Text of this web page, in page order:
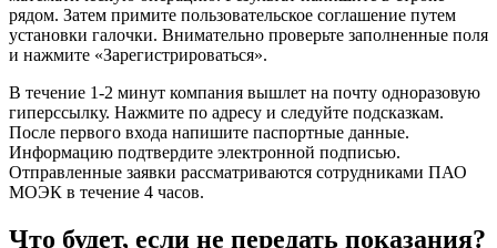
рядом. Затем примите пользовательское соглашение путем
установки галочки. Внимательно проверьте заполненные поля
и нажмите «Зарегистрироваться».
В течение 1-2 минут компания вышлет на почту одноразовую
гиперссылку. Нажмите по адресу и следуйте подсказкам.
После первого входа напишите паспортные данные.
Информацию подтвердите электронной подписью.
Отправленные заявки рассматриваются сотрудниками ПАО
МОЭК в течение 4 часов.
Что будет, если не передать показания?